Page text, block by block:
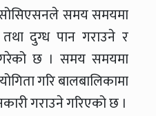
समय समयमा
दुग्ध पान गराउने र
गरेको छ । समय समयमा
गरि बालबालिकामा
गराउने गरिएको छ ।